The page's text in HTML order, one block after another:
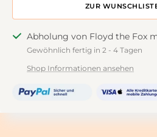
ZUR DESIGNWALL
Abholung von Floyd the Fox
Gewöhnlich fertig in 2 - 4 Tagen
Shop Informationen ansehen